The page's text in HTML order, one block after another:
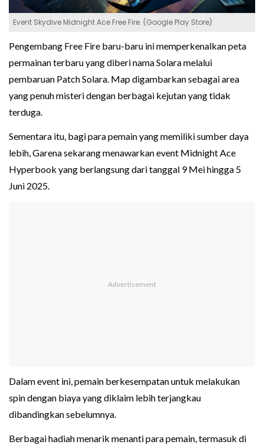
Event Skydive Midnight Ace Free Fire. (Google Play Store)
Pengembang Free Fire baru-baru ini memperkenalkan peta
permainan terbaru yang diberi nama Solara melalui
pembaruan Patch Solara. Map digambarkan sebagai area
yang penuh misteri dengan berbagai kejutan yang tidak
terduga.
Sementara itu, bagi para pemain yang memiliki sumber daya
lebih, Garena sekarang menawarkan event Midnight Ace
Hyperbook yang berlangsung dari tanggal 9 Mei hingga 5
Juni 2025.
Dalam event ini, pemain berkesempatan untuk melakukan
spin dengan biaya yang diklaim lebih terjangkau
dibandingkan sebelumnya.
Berbagai hadiah menarik menanti para pemain, termasuk di